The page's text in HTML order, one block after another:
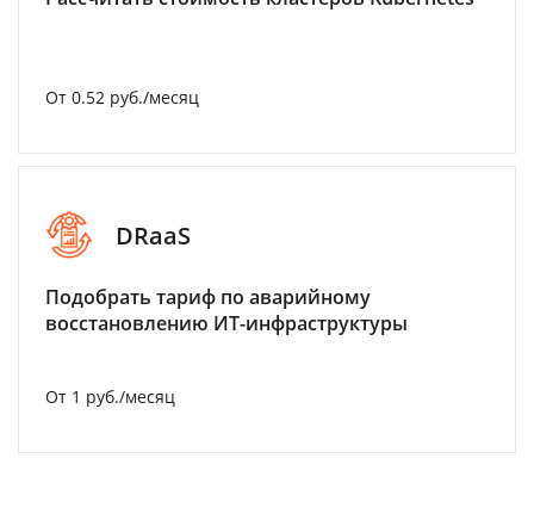
От 0.52 руб./месяц
DRaaS
Подобрать тариф по аварийному
восстановлению ИТ-инфраструктуры
От 1 руб./месяц